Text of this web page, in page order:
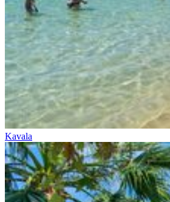
Kavala